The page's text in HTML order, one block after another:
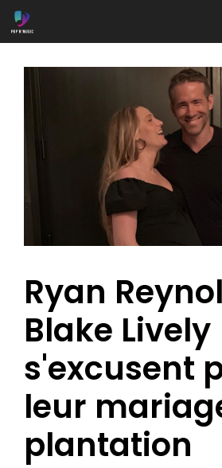
Aller
au
Ryan
Blake Lively
s'excusent
leur
plantation